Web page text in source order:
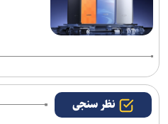
نظر سنجی